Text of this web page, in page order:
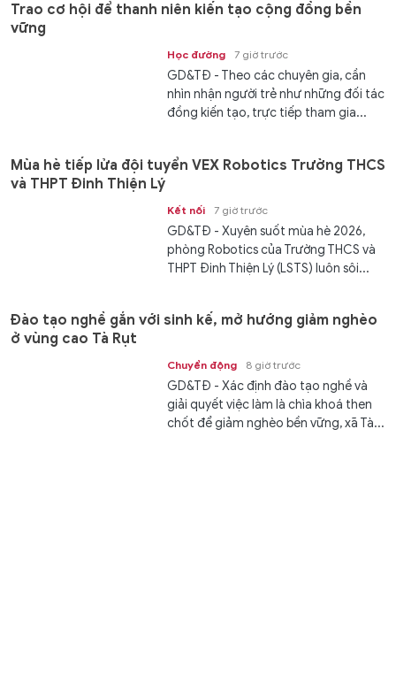
Trao cơ hội để thanh niên kiến tạo cộng đồng bền
vững
Học đường 7 giờ trước
GD&TĐ - Theo các chuyên gia, cần
nhìn nhận người trẻ như những đối tác
đồng kiến tạo, trực tiếp tham gia...
Mùa hè tiếp lửa đội tuyển VEX Robotics Trường THCS
và THPT Đinh Thiện Lý
Kết nối 7 giờ trước
GD&TĐ - ​​Xuyên suốt mùa hè 2026,
phòng Robotics của Trường THCS và
THPT Đinh Thiện Lý (LSTS) luôn sôi...
Đào tạo nghề gắn với sinh kế, mở hướng giảm nghèo
ở vùng cao Tà Rụt
Chuyển động 8 giờ trước
GD&TĐ - Xác định đào tạo nghề và
giải quyết việc làm là chìa khoá then
chốt để giảm nghèo bền vững, xã Tà...